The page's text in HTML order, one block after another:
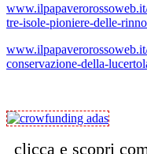
tre-isole-pioniere-delle-
conservazione-della-
clicca e scopri